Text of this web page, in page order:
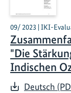
09/ 2023 | IKI-
"Die
Indischen
Deutsch